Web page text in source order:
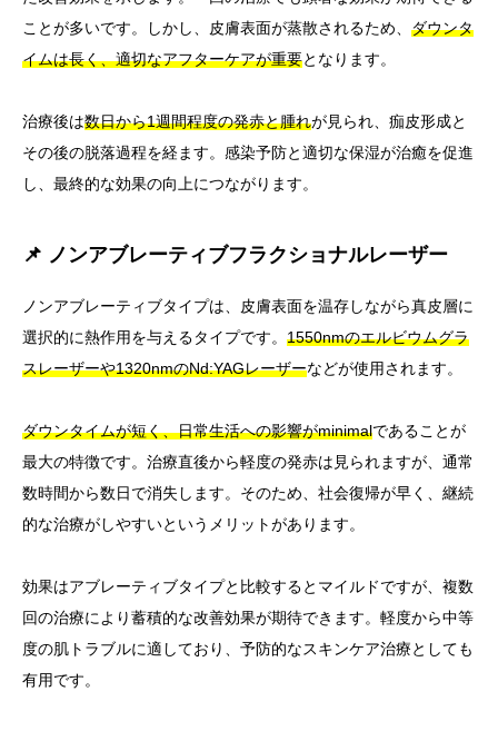
ことが多いです。しかし、皮膚表面が蒸散されるため、 ダウンタ
イムは長く、適切なアフターケアが重要となります。
治療後は数日から1週間程度の発赤と腫れが見られ、痂皮形成と
その後の脱落過程を経ます。感染予防と適切な保湿が治癒を促進
し、最終的な効果の向上につながります。
📌 ノンアブレーティブフラクショナルレーザー
ノンアブレーティブタイプは、皮膚表面を温存しながら真皮層に
選択的に熱作用を与えるタイプです。 1550nmのエルビウムグラ
スレーザーや1320nmのNd:YAGレーザーなどが使用されます。
ダウンタイムが短く、日常生活への影響がminimalであることが
最大の特徴です。治療直後から軽度の発赤は見られますが、通常
数時間から数日で消失します。そのため、社会復帰が早く、継続
的な治療がしやすいというメリットがあります。
効果はアブレーティブタイプと比較するとマイルドですが、複数
回の治療により蓄積的な改善効果が期待できます。軽度から中等
度の肌トラブルに適しており、予防的なスキンケア治療としても
有用です。